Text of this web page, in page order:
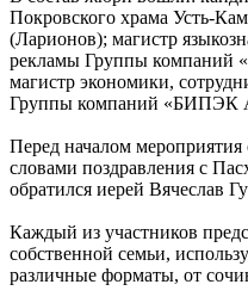
Покровского храма Усть-
(Ларионов); магистр
рекламы Группы компаний
магистр экономики,
Группы компаний «БИПЭК
Перед началом
словами поздравления с
обратился иерей Вячеслав
Каждый из участников
собственной семьи,
различные форматы, от